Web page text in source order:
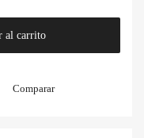
al carrito
Comparar